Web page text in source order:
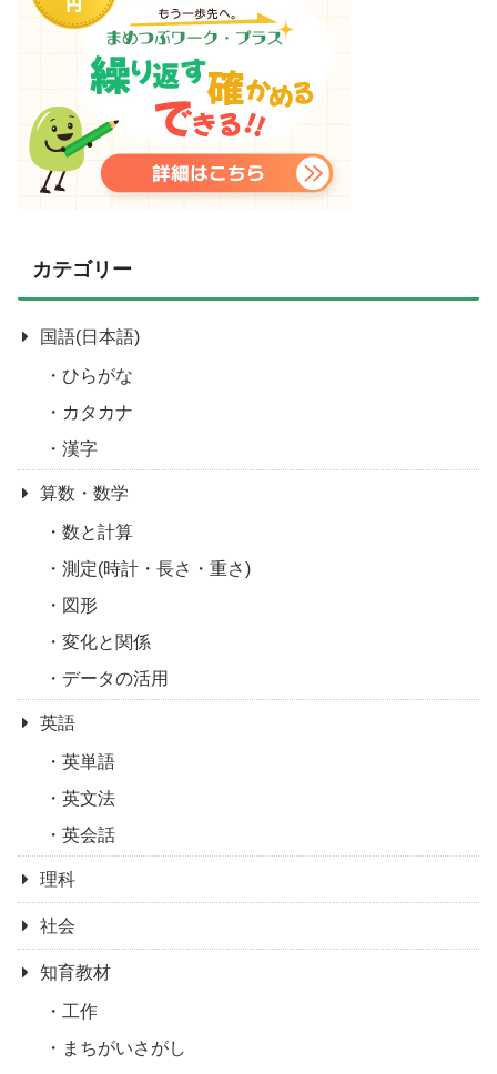
カテゴリー
国語(日本語)
ひらがな
カタカナ
漢字
算数・数学
数と計算
測定(時計・長さ・重さ)
図形
変化と関係
データの活用
英語
英単語
英文法
英会話
理科
社会
知育教材
工作
まちがいさがし